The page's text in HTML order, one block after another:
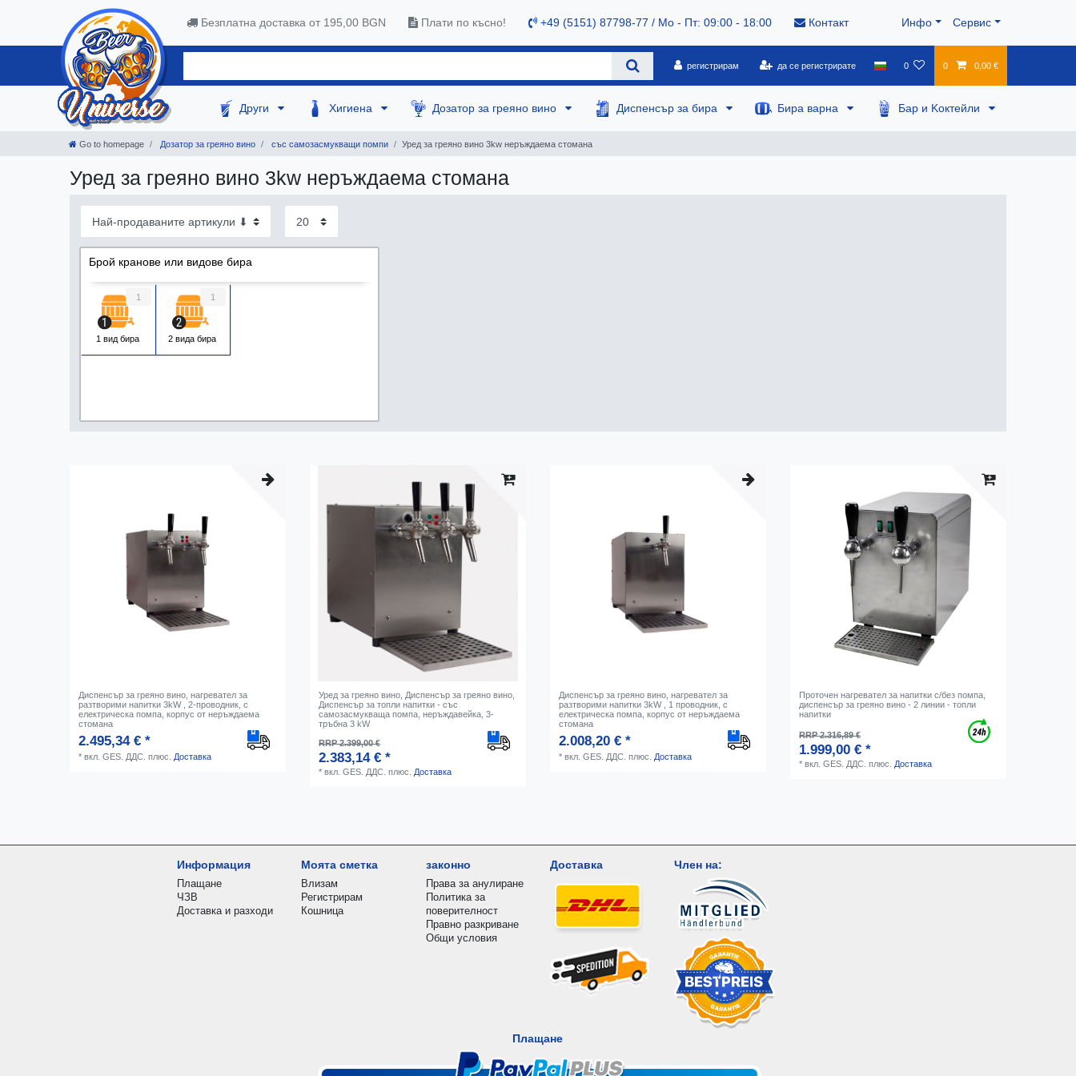
Безплатна доставка от 195,00 BGN Плати по късно! +49 (5151) 87798-77 / Mo - Пт: 09:00 - 18:00 Контакт Инфо Сервис
регистрирам да се регистрирате 0 0 0,00 €
Други Хигиена Дозатор за греяно вино Диспенсър за бира Бира варна Бар и Kоктейли
Go to homepage Дозатор за греяно вино със самозасмукващи помпи Уред за греяно вино 3kw неръждаема стомана
Уред за греяно вино 3kw неръждаема стомана
Брой кранове или видове бира
1 вид бира
1
2 вида бира
1
Диспенсър за греяно вино, нагревател за
разтворими напитки 3kW , 2-проводник, с
електрическа помпа, корпус от неръждаема
стомана
2.495,34 € *
*вкл. GES. ДДС. плюс. Доставка
Уред за греяно вино, Диспенсър за греяно вино,
Диспенсър за топли напитки - със
самозасмукваща помпа, неръждавейка, 3-
тръбна 3 kW
RRP 2.399,00 €
2.383,14 € *
*вкл. GES. ДДС. плюс. Доставка
Диспенсър за греяно вино, нагревател за
разтворими напитки 3kW , 1 проводник, с
електрическа помпа, корпус от неръждаема
стомана
2.008,20 € *
*вкл. GES. ДДС. плюс. Доставка
Проточен нагревател за напитки с/без помпа,
диспенсър за греяно вино - 2 линии - топли
напитки
RRP 2.316,89 €
1.999,00 € *
*вкл. GES. ДДС. плюс. Доставка
Информация
Плащане
ЧЗВ
Доставка и разходи
Моята сметка
Влизам
Регистрирам
Кошница
законно
Права за анулиране
Политика за
поверителност
Правно разкриване
Общи условия
Доставка Член на:
Плащане